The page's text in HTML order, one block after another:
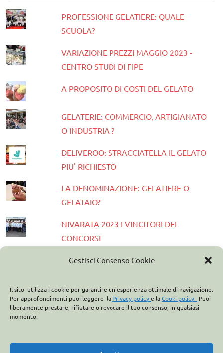
Gestisci Consenso Cookie
Il sito utilizza i cookie per garantire un'esperienza ottimale di navigazione.
Per approfondimenti puoi leggere la Privacy policye laCooki policy
Puoi
liberamente prestare, rifiutare o revocare il tuo consenso, in qualsiasi
momento.
PROFESSIONE GELATIERE: QUALE
SCUOLA?
VARIAZIONE PREZZI MAGGIO 2023 -
CENTRO STUDI DI FIPE
A PROPOSITO DI COSTI DEL GELATO
GELATERIE: COMMERCIO, ARTIGIANATO
O INDUSTRIA ?
DELIVEROO: STRACCIATELLA IL GELATO
PIU' RICHIESTO
LA DENOMINAZIONE: GELATIERE O
GELATAIO?
NIVARATA 2023 I VINCITORI DEI
CONCORSI
PRESENTATA LA GUIDA GELATERIE
ASSOCIAZIONE ITALIANA GELATIERI:
CASA OPTIMA PARTNER
CONO GELATO